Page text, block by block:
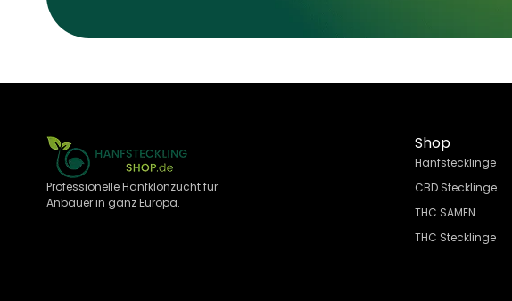
Professionelle Hanfklonzucht für
Anbauer in ganz Europa.
Shop
Hanfstecklinge
CBD Stecklinge
THC SAMEN
THC Stecklinge